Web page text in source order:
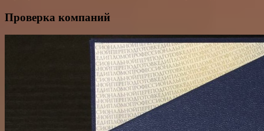
Проверка компаний